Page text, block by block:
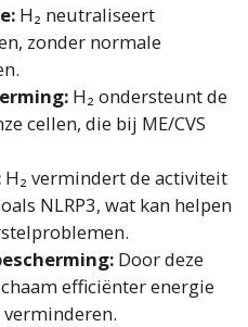
H₂ neutraliseert
zonder normale
H₂ ondersteunt de
cellen, die bij ME/CVS
H₂ vermindert de activiteit
NLRP3, wat kan helpen
Door deze
efficiënter energie